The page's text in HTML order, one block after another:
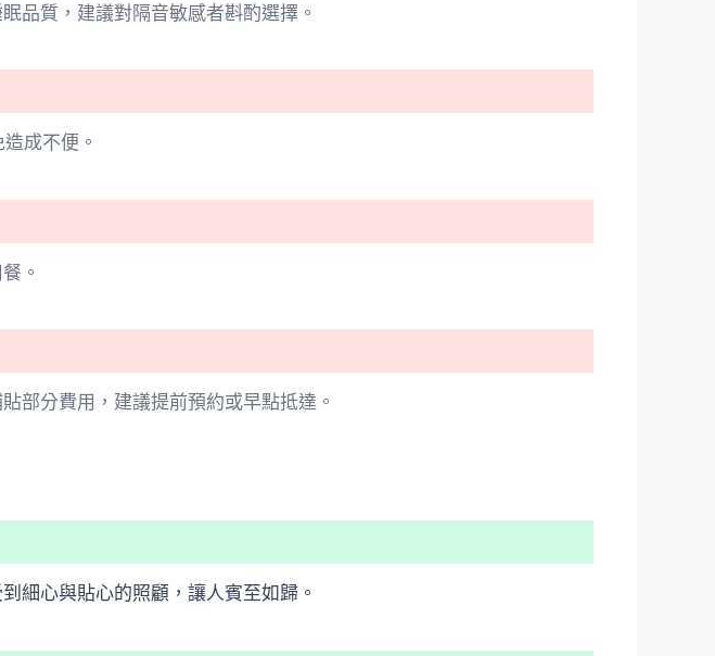
品質，建議對隔音敏感者斟酌選擇。
成不便。
。
部分費用，建議提前預約或早點抵達。
細心與貼心的照顧，讓人賓至如歸。